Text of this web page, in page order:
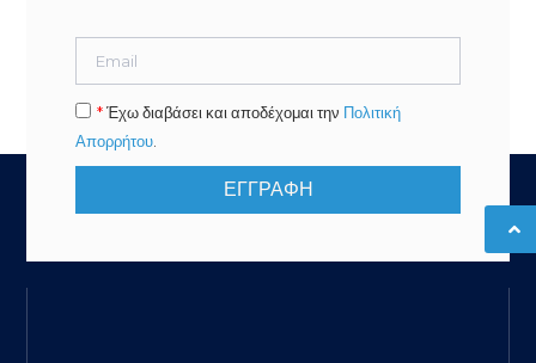
*Έχω διαβάσει και αποδέχομαι την Πολιτική
Απορρήτου.
ΕΓΓΡΑΦΗ